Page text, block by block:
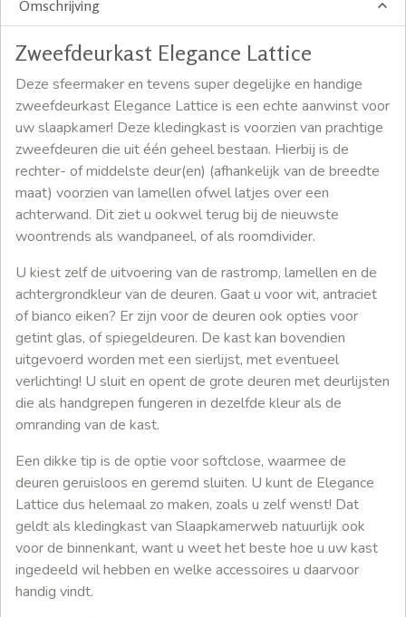
Omschrijving
Zweefdeurkast Elegance Lattice
Deze sfeermaker en tevens super degelijke en handige
zweefdeurkast Elegance Lattice is een echte aanwinst voor
uw slaapkamer! Deze kledingkast is voorzien van prachtige
zweefdeuren die uit één geheel bestaan. Hierbij is de
rechter- of middelste deur(en) (afhankelijk van de breedte
maat) voorzien van lamellen ofwel latjes over een
achterwand. Dit ziet u ookwel terug bij de nieuwste
woontrends als wandpaneel, of als roomdivider.
U kiest zelf de uitvoering van de rastromp, lamellen en de
achtergrondkleur van de deuren. Gaat u voor wit, antraciet
of bianco eiken? Er zijn voor de deuren ook opties voor
getint glas, of spiegeldeuren. De kast kan bovendien
uitgevoerd worden met een sierlijst, met eventueel
verlichting! U sluit en opent de grote deuren met deurlijsten
die als handgrepen fungeren in dezelfde kleur als de
omranding van de kast.
Een dikke tip is de optie voor softclose, waarmee de
deuren geruisloos en geremd sluiten. U kunt de Elegance
Lattice dus helemaal zo maken, zoals u zelf wenst! Dat
geldt als kledingkast van Slaapkamerweb natuurlijk ook
voor de binnenkant, want u weet het beste hoe u uw kast
ingedeeld wil hebben en welke accessoires u daarvoor
handig vindt.